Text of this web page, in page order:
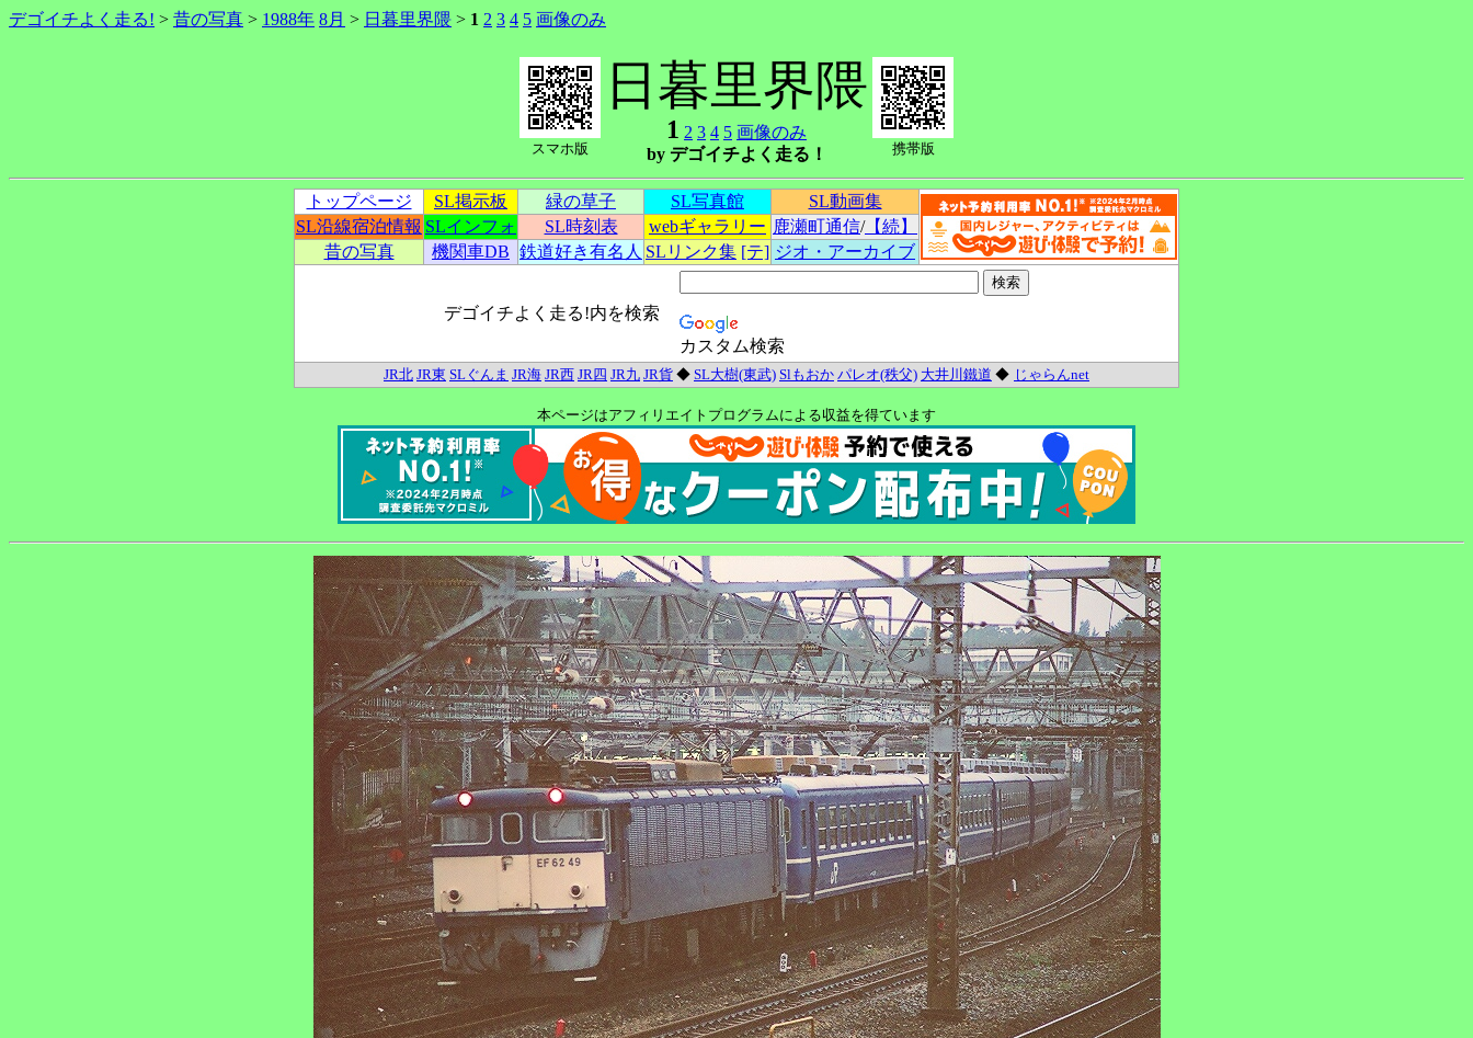
デゴイチよく走る! > 昔の写真 > 1988年 8月 > 日暮里界隈 > 1 2 3 4 5 画像のみ
スマホ版
日暮里界隈
1 2 3 4 5 画像のみ
by デゴイチよく走る！
携帯版
トップページ SL掲示板 緑の草子 SL写真館
SL動画集
SL沿線宿泊情報 SLインフォ SL時刻表 webギャラリー 鹿瀬町通信/【続】
昔の写真
機関車DB 鉄道好き有名人 SLリンク集 [テ] ジオ・アーカイブ
デゴイチよく走る!内を検索
カスタム検索
JR北 JR東 SLぐんま JR海 JR西 JR四 JR九 JR貨 ◆ SL大樹(東武) Slもおか パレオ(秩父) 大井川鐵道 ◆ じゃらんnet
本ページはアフィリエイトプログラムによる収益を得ています